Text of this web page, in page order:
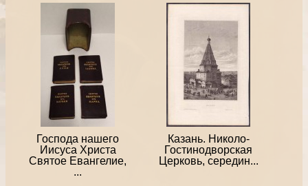
Господа нашего
Иисуса Христа
Святое Евангелие,
...
Казань. Николо-
Гостинодворская
Церковь, середин...